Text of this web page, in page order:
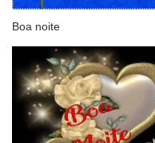
Boa noite